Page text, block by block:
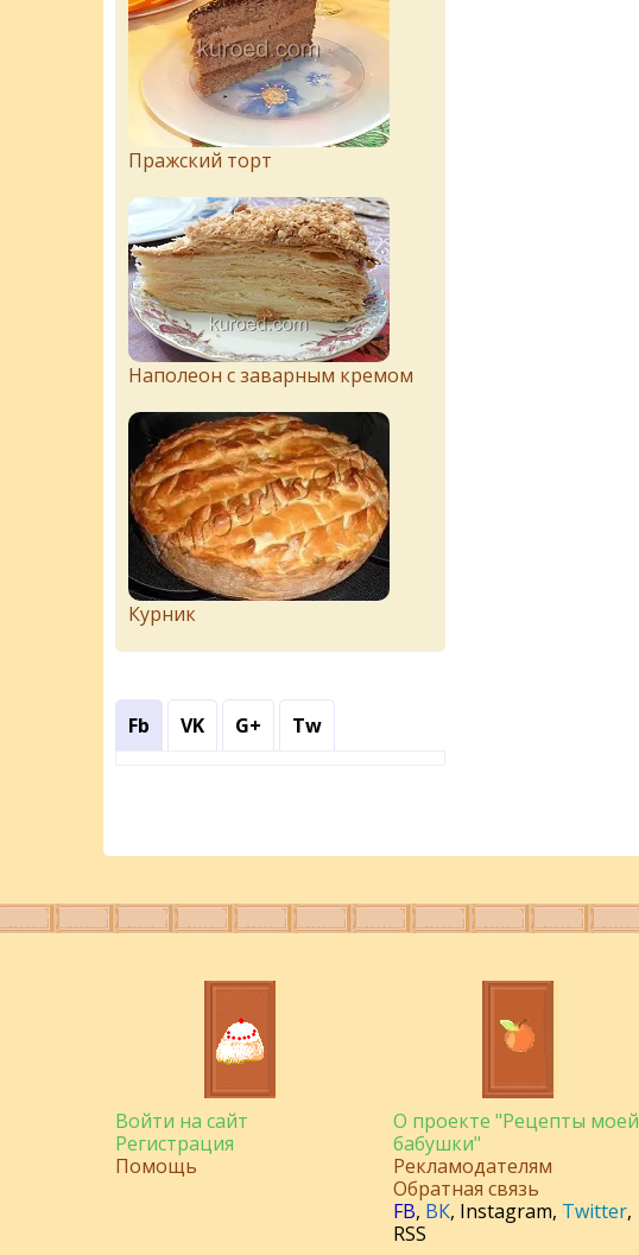
Пражский торт
Наполеон с заварным кремом
Курник
Fb VK G+ Tw
Войти на сайт
Регистрация
Помощь
О проекте "Рецепты моей
бабушки"
Рекламодателям
Обратная связь
FB, ВК, Instagram, Twitter,
RSS